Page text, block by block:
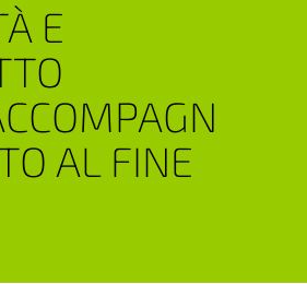
E
AL FINE